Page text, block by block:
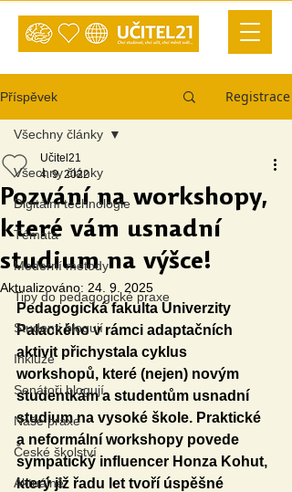
Příspěvek Registrace
Všechny články
Digitální technologie
Témata
Moderní metody
Tipy do pedagogické praxe
Studenti blogují
Inkluze
Senátoři blogují
Naše praxe
České školství
Aktuálně
Všechny články
Pozvání na workshopy,
které vám usnadní
studium na výšce!
Učitel21
4. 9. 2022
Aktualizováno: 24. 9. 2025
Pedagogická fakulta Univerzity
Palackého v rámci adaptačních
aktivit přichystala cyklus
workshopů, které (nejen) novým
studentkám a studentům usnadní
studium na vysoké škole. Praktické
a neformální workshopy povede
sympatický influencer Honza Kohut,
který již řadu let tvoří úspěšné